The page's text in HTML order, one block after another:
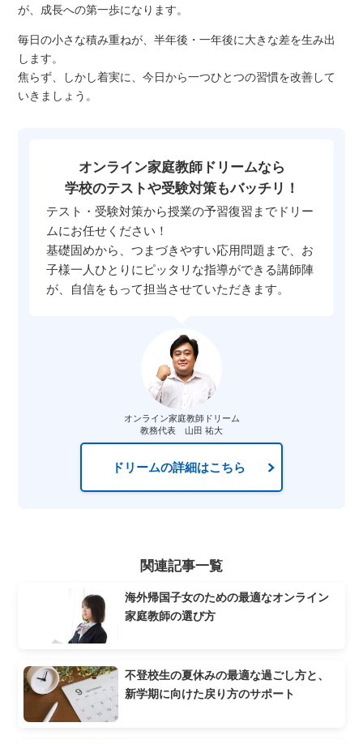
が、成長への第一歩になります。
毎日の小さな積み重ねが、半年後・一年後に大きな差を生み出
します。
焦らず、しかし着実に、今日から一つひとつの習慣を改善して
いきましょう。
オンライン家庭教師ドリームなら
学校のテストや受験対策もバッチリ！
テスト・受験対策から授業の予習復習までドリー
ムにお任せください！
基礎固めから、つまづきやすい応用問題まで、お
子様一人ひとりにピッタリな指導ができる講師陣
が、自信をもって担当させていただきます。
オンライン家庭教師ドリーム
教務代表 山田 祐大
ドリームの詳細はこちら
関連記事一覧
海外帰国子女のための最適なオンライン
家庭教師の選び方
不登校生の夏休みの最適な過ごし方と、
新学期に向けた戻り方のサポート